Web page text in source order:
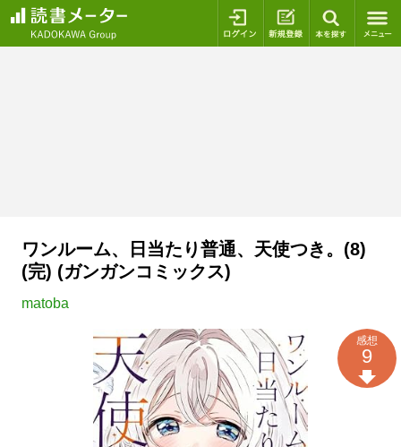
ログイン 新規登録
ワンルーム、日当たり普通、天使つき。(8)
(完) (ガンガンコミックス)
matoba
感想
9